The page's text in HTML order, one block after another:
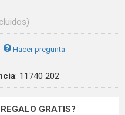
Hacer pregunta
: 11740 202
GRATIS?